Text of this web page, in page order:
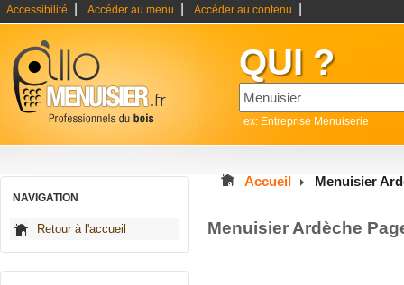
Accessibilité Accéder au menu Accéder au contenu
QUI ?
ex: Entreprise Menuiserie
NAVIGATION
Retour à l'accueil
Accueil Menuisier
Menuisier Ardèche